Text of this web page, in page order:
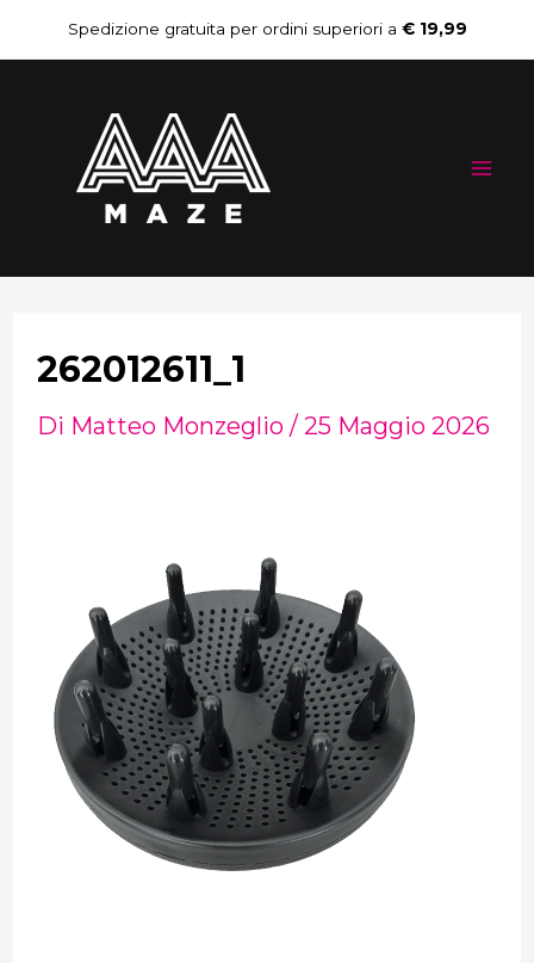
al
contenuto
Spedizione gratuita per ordini superiori a € 19,99
262012611_1
Di Matteo Monzeglio / 25 Maggio 2026
Navigazione
articoli